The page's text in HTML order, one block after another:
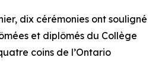
dix cérémonies ont souligné
et diplômés du Collège
coins de l’Ontario